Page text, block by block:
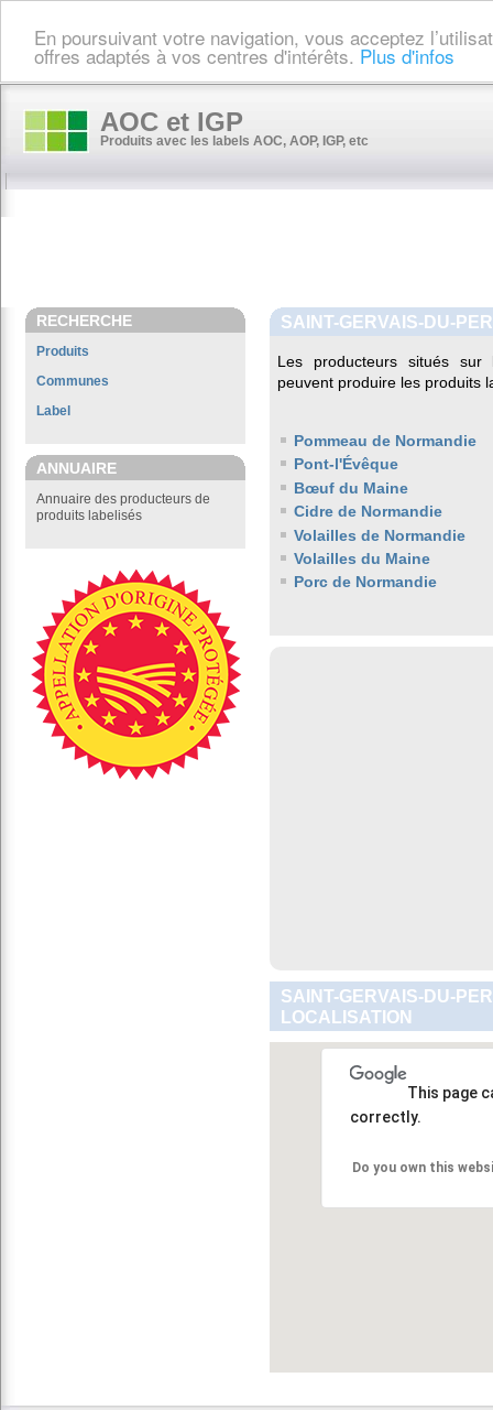
En poursuivant votre navigation, vous acceptez
offres adaptés à vos centres d'intérêts. Plus d'infos
AOC et IGP
Produits avec les labels AOC, AOP, IGP, etc
RECHERCHE
Produits
Communes
Label
ANNUAIRE
Annuaire des producteurs de
produits labelisés
SAINT-GERVAIS-DU-
Les producteurs situés
peuvent produire les produits
Pommeau de Normandie
Pont-l'Évêque
Bœuf du Maine
Cidre de Normandie
Volailles de Normandie
Volailles du Maine
Porc de Normandie
SAINT-GERVAIS-DU-
LOCALISATION
This page
correctly.
Do you own this